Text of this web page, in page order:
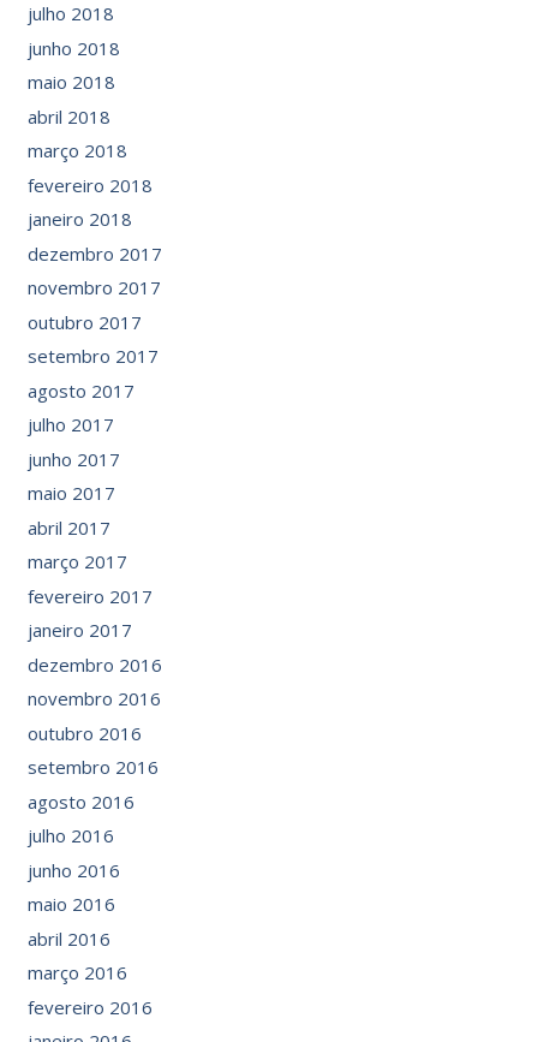
julho 2018
junho 2018
maio 2018
abril 2018
março 2018
fevereiro 2018
janeiro 2018
dezembro 2017
novembro 2017
outubro 2017
setembro 2017
agosto 2017
julho 2017
junho 2017
maio 2017
abril 2017
março 2017
fevereiro 2017
janeiro 2017
dezembro 2016
novembro 2016
outubro 2016
setembro 2016
agosto 2016
julho 2016
junho 2016
maio 2016
abril 2016
março 2016
fevereiro 2016